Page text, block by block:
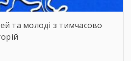
та молоді з тимчасово